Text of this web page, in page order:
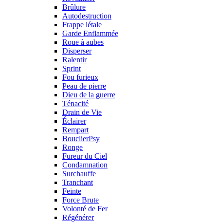
Brûlure
Autodestruction
Frappe létale
Garde Enflammée
Roue à aubes
Disperser
Ralentir
Sprint
Fou furieux
Peau de pierre
Dieu de la guerre
Ténacité
Drain de Vie
Éclairer
Rempart
BouclierPsy
Ronge
Fureur du Ciel
Condamnation
Surchauffe
Tranchant
Feinte
Force Brute
Volonté de Fer
Régénérer